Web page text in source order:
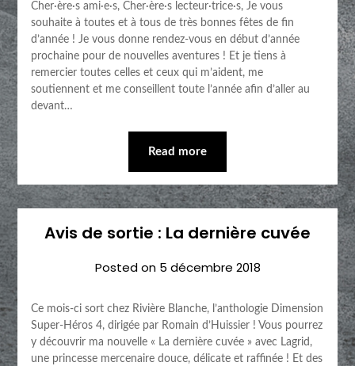
Cher·ère·s ami·e·s, Cher·ère·s lecteur·trice·s, Je vous
souhaite à toutes et à tous de très bonnes fêtes de fin
d’année ! Je vous donne rendez-vous en début d’année
prochaine pour de nouvelles aventures ! Et je tiens à
remercier toutes celles et ceux qui m’aident, me
soutiennent et me conseillent toute l’année afin d’aller au
devant…
Read more
Avis de sortie : La dernière cuvée
Posted on 5 décembre 2018
Ce mois-ci sort chez Rivière Blanche, l’anthologie Dimension
Super-Héros 4, dirigée par Romain d’Huissier ! Vous pourrez
y découvrir ma nouvelle « La dernière cuvée » avec Lagrid,
une princesse mercenaire douce, délicate et raffinée ! Et des